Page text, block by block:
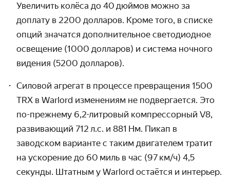
Увеличить колёса до 40 дюймов можно за
доплату в 2200 долларов. Кроме того, в списке
опций значатся дополни­тельное светодиодное
освещение (1000 долларов) и система ночного
видения (5200 долларов).
Силовой агрегат в процессе превращения 1500
TRX в Warlord изменениям не подвергается. Это
по-прежнему 6,2-литровый компрессорный V8,
развивающий 712 л.с. и 881 Нм. Пикап в
заводском варианте с таким двигателем тратит
на ускорение до 60 миль в час (97 км/ч) 4,5
секунды. Штатным у Warlord остаётся и интерьер.